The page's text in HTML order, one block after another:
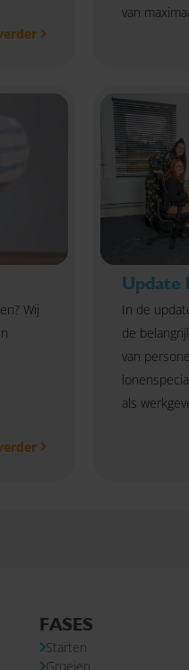
van
deze
Wij
Update
In de
de
van
als
FASES
Starten
Groeien